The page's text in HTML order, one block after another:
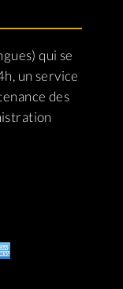
qui se
un service
des